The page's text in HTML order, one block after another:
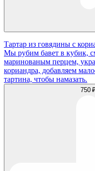
Тартар из говядины с
Мы рубим бавет в кубик,
маринованым перцем,
кориандра, добавляем
тартина, чтобы намазать.
750